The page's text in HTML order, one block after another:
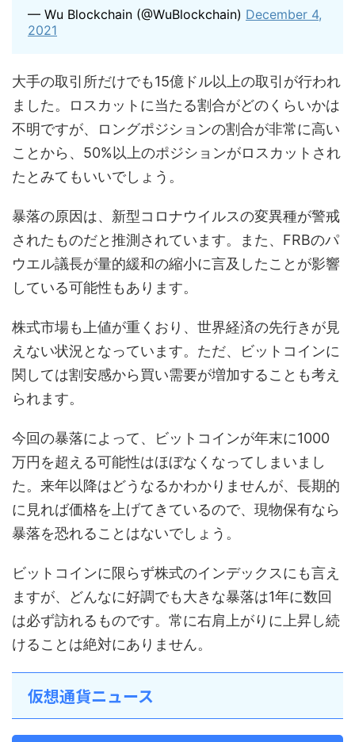
— Wu Blockchain (@WuBlockchain) December 4,
2021
大手の取引所だけでも15億ドル以上の取引が行われ
ました。ロスカットに当たる割合がどのくらいかは
不明ですが、ロングポジションの割合が非常に高い
ことから、50%以上のポジションがロスカットされ
たとみてもいいでしょう。
暴落の原因は、新型コロナウイルスの変異種が警戒
されたものだと推測されています。また、FRBのパ
ウエル議長が量的緩和の縮小に言及したことが影響
している可能性もあります。
株式市場も上値が重くおり、世界経済の先行きが見
えない状況となっています。ただ、ビットコインに
関しては割安感から買い需要が増加することも考え
られます。
今回の暴落によって、ビットコインが年末に1000
万円を超える可能性はほぼなくなってしまいまし
た。来年以降はどうなるかわかりませんが、長期的
に見れば価格を上げてきているので、現物保有なら
暴落を恐れることはないでしょう。
ビットコインに限らず株式のインデックスにも言え
ますが、どんなに好調でも大きな暴落は1年に数回
は必ず訪れるものです。常に右肩上がりに上昇し続
けることは絶対にありません。
仮想通貨ニュース